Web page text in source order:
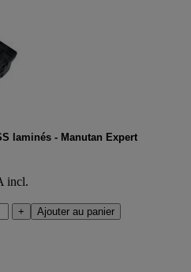
laminés - Manutan Expert
incl.
+ Ajouter au panier